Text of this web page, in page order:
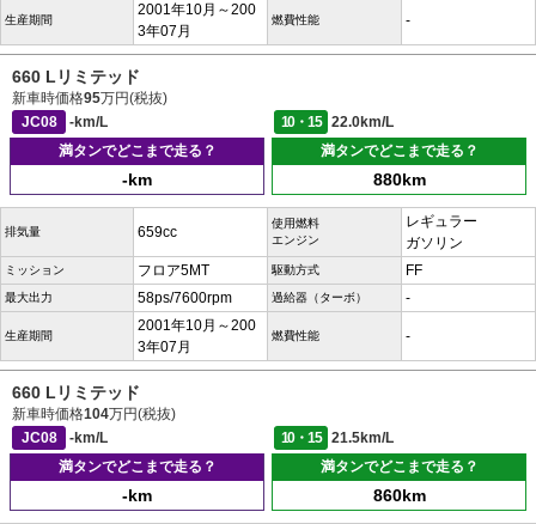
生産期間
2001年10月～200
3年07月
燃費性能 -
660 Lリミテッド
新車時価格95万円(税抜)
JC08
-km/L 10・15
22.0km/L
満タンでどこまで走る？
-km
満タンでどこまで走る？
880km
排気量 659cc
使用燃料
エンジン
レギュラー
ガソリン
ミッション フロア5MT 駆動方式 FF
最大出力 58ps/7600rpm 過給器（ターボ） -
生産期間
2001年10月～200
3年07月
燃費性能 -
660 Lリミテッド
新車時価格104万円(税抜)
JC08
-km/L 10・15
21.5km/L
満タンでどこまで走る？
-km
満タンでどこまで走る？
860km